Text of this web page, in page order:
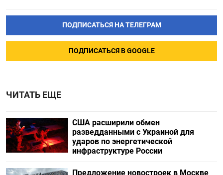
ПОДПИСАТЬСЯ НА ТЕЛЕГРАМ
ПОДПИСАТЬСЯ В GOOGLE
ЧИТАТЬ ЕЩЕ
США расширили обмен
разведданными с Украиной для
ударов по энергетической
инфраструктуре России
Предложение новостроек в Москве